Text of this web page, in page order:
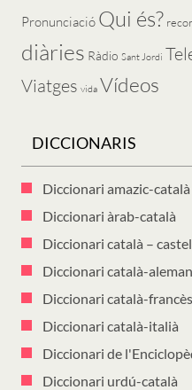
Pronunciació Qui és?
diàries Ràdio Sant Jordi
Viatges vida Vídeos
DICCIONARIS
Diccionari amazic-català
Diccionari àrab-català
Diccionari català –
Diccionari català-
Diccionari català-francès
Diccionari català-italià
Diccionari de
Diccionari urdú-català